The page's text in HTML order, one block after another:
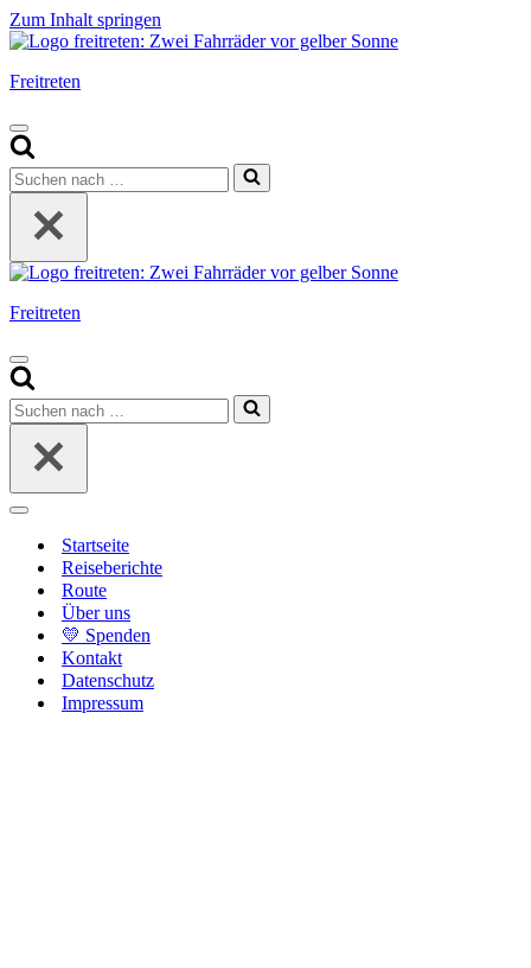
Zum Inhalt springen
Freitreten
Navigationsmenü
Suchen
nach …
Freitreten
Navigationsmenü
Suchen
nach …
Navigationsmenü
Startseite
Reiseberichte
Route
Über uns
💛 Spenden
Kontakt
Datenschutz
Impressum